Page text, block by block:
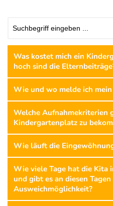
Was kostet mich ein
hoch sind die
Wie und wo melde ich mein
Welche Aufnahmekriterien
Kindergartenplatz zu
Wie läuft die
Wie viele Tage hat die Kita
und gibt es an diesen Tagen
Ausweichmöglichkeit?